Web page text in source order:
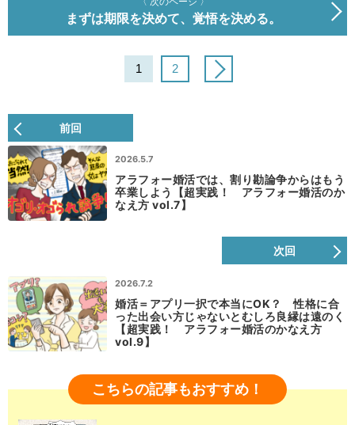
まずは期限を決めて、覚悟を決める。
1 2
前回
2026.5.7
アラフォー婚活では、割り勘論争からはもう
卒業しよう【超実践！ アラフォー婚活のか
なえ方 vol.7】
次回
2026.7.2
婚活＝アプリ一択で本当にOK？ 性格に合
った出会い方じゃないとむしろ良縁は遠のく
【超実践！ アラフォー婚活のかなえ方
vol.9】
こちらの記事もおすすめ！